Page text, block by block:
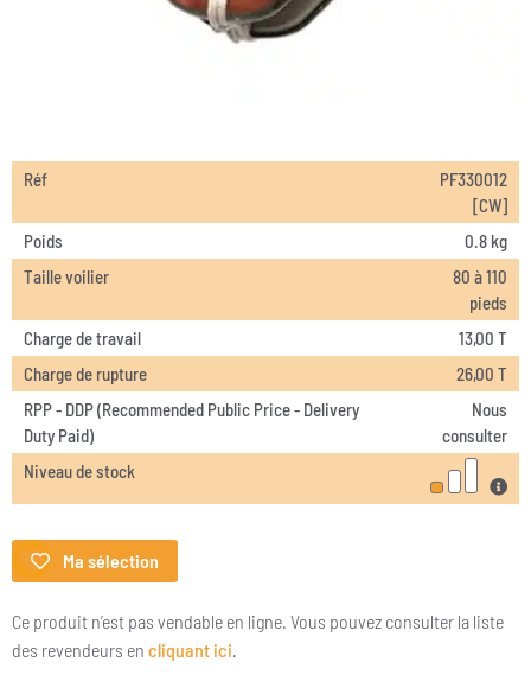
Réf
PF330012
[CW]
Poids
0.8 kg
Taille voilier
80 à 110
pieds
Charge de travail
13,00 T
Charge de rupture
26,00 T
RPP - DDP (Recommended Public Price - Delivery
Duty Paid)
Nous
consulter
Niveau de stock
Ma sélection
Ce produit n’est pas vendable en ligne. Vous pouvez consulter la liste
des revendeurs en cliquant ici